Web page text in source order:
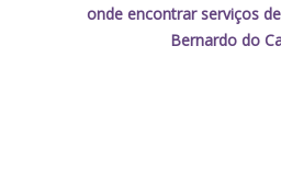
onde encontrar serviços
Bernardo do